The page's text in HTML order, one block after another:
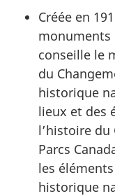
Créée en
monuments
conseille le
du
historique
lieux et des
l’histoire du
Parcs
les
historique